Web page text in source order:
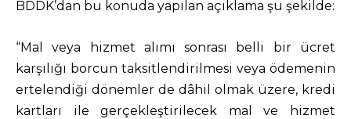
BDDK’dan bu konuda yapılan açıklama şu şekilde:
“Mal veya hizmet alımı sonrası belli bir ücret
karşılığı borcun taksitlendirilmesi veya ödemenin
ertelendiği dönemler de dâhil olmak üzere, kredi
kartları ile gerçekleştirilecek mal ve hizmet